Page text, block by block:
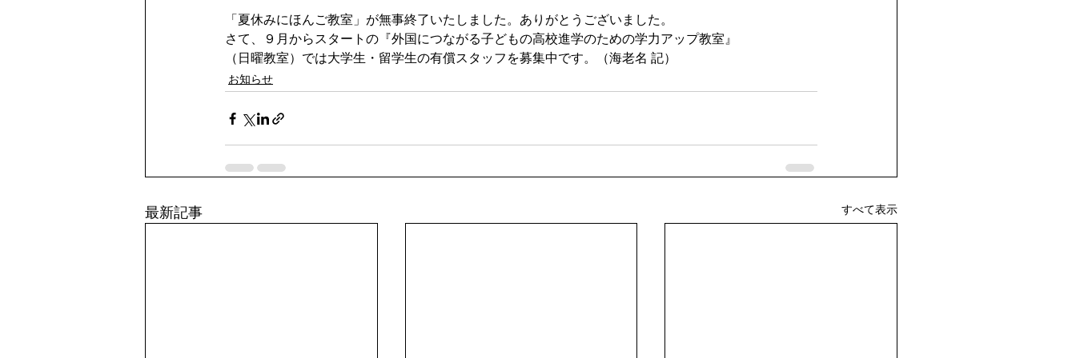
「夏休みにほんご教室」が無事終了いたしました。ありがとうございました。
さて、９月からスタートの『外国につながる子どもの高校進学のための学力アップ教室』
（日曜教室）では大学生・留学生の有償スタッフを募集中です。（海老名 記）
お知らせ
最新記事 すべて表示